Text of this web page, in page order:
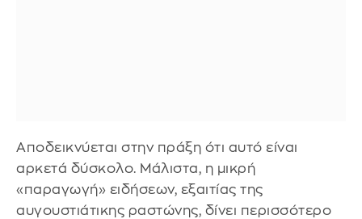
Αποδεικνύεται στην πράξη ότι αυτό είναι
αρκετά δύσκολο. Μάλιστα, η μικρή
«παραγωγή» ειδήσεων, εξαιτίας της
αυγουστιάτικης ραστώνης, δίνει περισσότερο